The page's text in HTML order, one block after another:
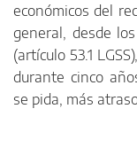
económicos del
general, desde los
(artículo 53.1
durante cinco
se pida, más